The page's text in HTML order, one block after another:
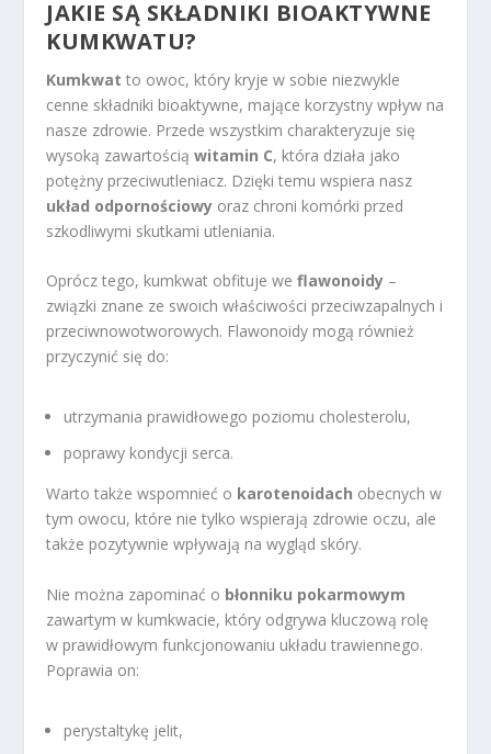
JAKIE SĄ SKŁADNIKI BIOAKTYWNE
KUMKWATU?
Kumkwat to owoc, który kryje w sobie niezwykle
cenne składniki bioaktywne, mające korzystny wpływ na
nasze zdrowie. Przede wszystkim charakteryzuje się
wysoką zawartościąwitamin C, która działa jako
potężny przeciwutleniacz. Dzięki temu wspiera nasz
układ odpornościowy oraz chroni komórki przed
szkodliwymi skutkami utleniania.
Oprócz tego, kumkwat obfituje weflawonoidy –
związki znane ze swoich właściwości przeciwzapalnych i
przeciwnowotworowych. Flawonoidy mogą również
przyczynić się do:
utrzymania prawidłowego poziomu cholesterolu,
poprawy kondycji serca.
Warto także wspomnieć o karotenoidach obecnych w
tym owocu, które nie tylko wspierają zdrowie oczu, ale
także pozytywnie wpływają na wygląd skóry.
Nie można zapominać o błonniku pokarmowym
zawartym w kumkwacie, który odgrywa kluczową rolę
w prawidłowym funkcjonowaniu układu trawiennego.
Poprawia on:
perystaltykę jelit,